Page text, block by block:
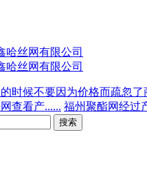
时候不要因为价格而疏忽了
查看产...... 福州聚酯网经过